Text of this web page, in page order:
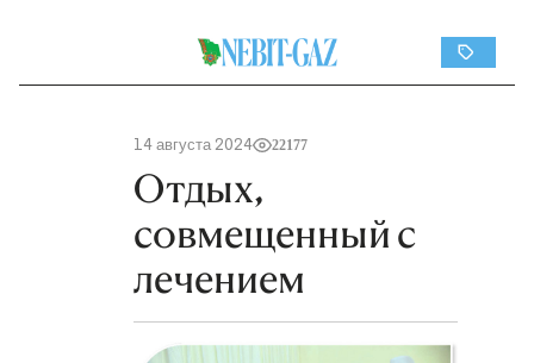
14 августа 2024 22177
Отдых,
совмещенный с
лечением